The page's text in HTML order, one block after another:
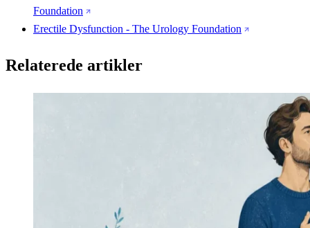
Foundation
Erectile Dysfunction - The Urology Foundation
Relaterede artikler